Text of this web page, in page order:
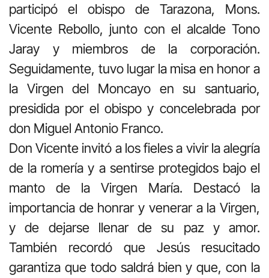
participó el obispo de Tarazona, Mons.
Vicente Rebollo, junto con el alcalde Tono
Jaray y miembros de la corporación.
Seguidamente, tuvo lugar la misa en honor a
la Virgen del Moncayo en su santuario,
presidida por el obispo y concelebrada por
don Miguel Antonio Franco.
Don Vicente invitó a los fieles a vivir la alegría
de la romería y a sentirse protegidos bajo el
manto de la Virgen María. Destacó la
importancia de honrar y venerar a la Virgen,
y de dejarse llenar de su paz y amor.
También recordó que Jesús resucitado
garantiza que todo saldrá bien y que, con la